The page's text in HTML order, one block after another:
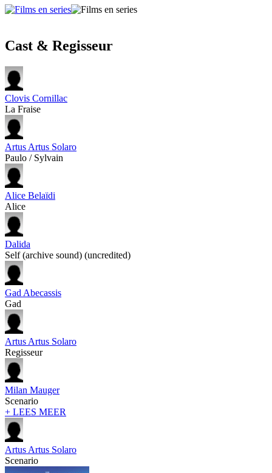
Cast & Regisseur
Clovis Cornillac
La Fraise
Artus Artus Solaro
Paulo / Sylvain
Alice Belaïdi
Alice
Dalida
Self (archive sound) (uncredited)
Gad Abecassis
Gad
Artus Artus Solaro
Regisseur
Milan Mauger
Scenario
+ LEES MEER
Artus Artus Solaro
Scenario